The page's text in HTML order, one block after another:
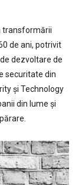
transformării
de ani, potrivit
dezvoltare de
securitate din
și Technology
din lume și